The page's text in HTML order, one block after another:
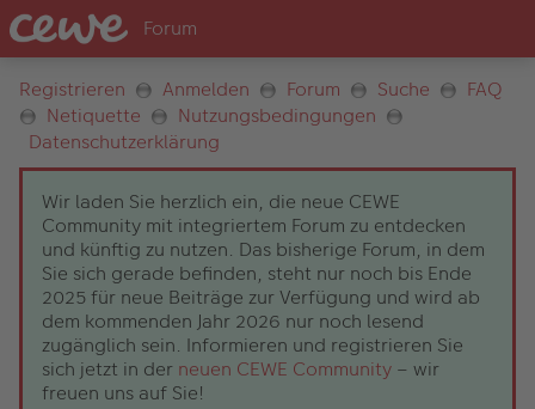
Registrieren Anmelden Forum Suche
FAQ
Netiquette
Nutzungsbedingungen
Datenschutzerklärung
Wir laden Sie herzlich ein, die neue CEWE
Community mit integriertem Forum zu entdecken
und künftig zu nutzen. Das bisherige Forum, in dem
Sie sich gerade befinden, steht nur noch bis Ende
2025 für neue Beiträge zur Verfügung und wird ab
dem kommenden Jahr 2026 nur noch lesend
zugänglich sein. Informieren und registrieren Sie
sich jetzt in der neuen CEWE Community – wir
freuen uns auf Sie!